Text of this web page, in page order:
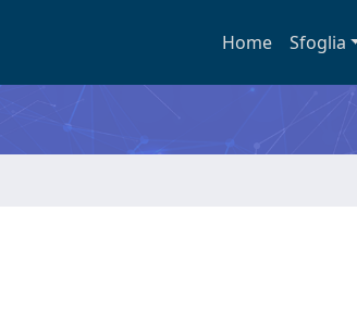
Home Sfoglia